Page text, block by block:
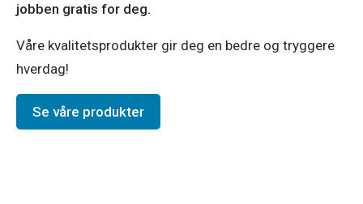
jobben gratis for deg.
Våre kvalitetsprodukter gir deg en bedre og tryggere
hverdag!
Se våre produkter